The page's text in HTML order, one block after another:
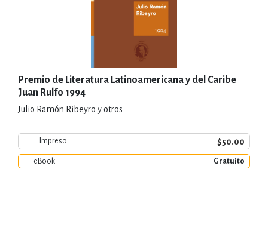
Premio de Literatura Latinoamericana y del Caribe
Juan Rulfo 1994
Julio Ramón Ribeyro y otros
Impreso $50.00
eBook Gratuito